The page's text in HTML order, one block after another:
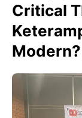
Critical
Modern?